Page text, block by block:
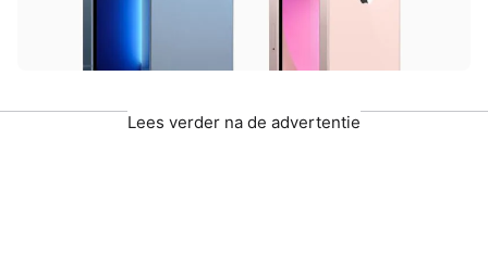
Lees verder na de advertentie